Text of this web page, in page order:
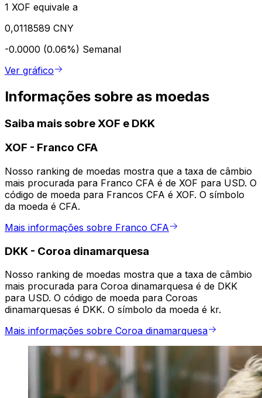
1 XOF equivale a
0,0118589 CNY
-0.0000 (0.06%) Semanal
Ver gráfico
Informações sobre as moedas
Saiba mais sobre XOF e DKK
XOF - Franco CFA
Nosso ranking de moedas mostra que a taxa de câmbio
mais procurada para Franco CFA é de XOF para USD. O
código de moeda para Francos CFA é XOF. O símbolo
da moeda é CFA.
Mais informações sobre Franco CFA
DKK - Coroa dinamarquesa
Nosso ranking de moedas mostra que a taxa de câmbio
mais procurada para Coroa dinamarquesa é de DKK
para USD. O código de moeda para Coroas
dinamarquesas é DKK. O símbolo da moeda é kr.
Mais informações sobre Coroa dinamarquesa